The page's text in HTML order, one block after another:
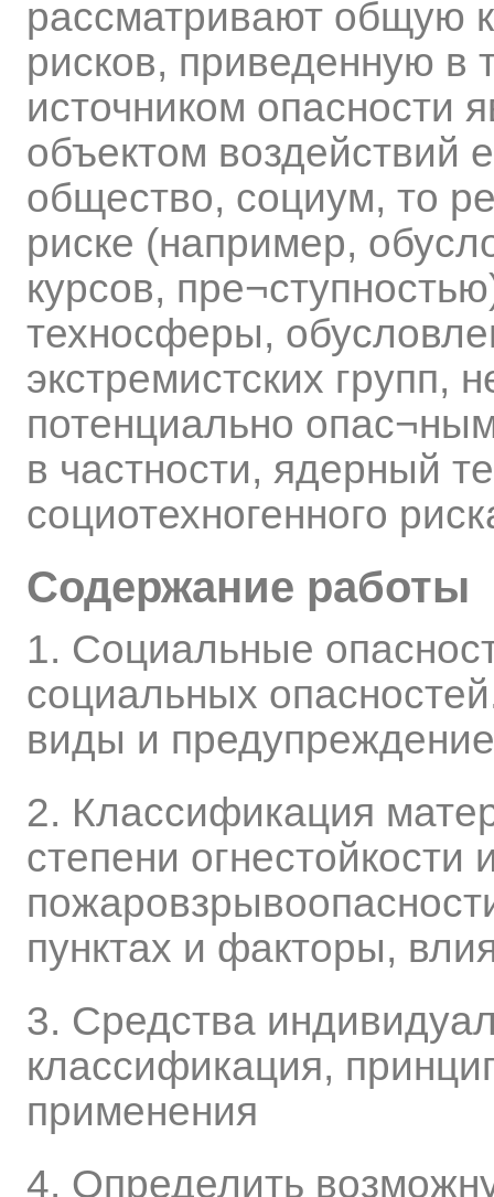
рассматривают общую
рисков, приведенную в
источником опасности
объектом воздействий
общество, социум, то
риске (например,
курсов,
техносферы,
экстремистских групп,
потенциально
в частности, ядерный
социотехногенного
Содержание работы
1. Социальные
социальных
виды и
2. Классификация
степени огнестойкости
пунктах и факторы,
3. Средства
классификация,
применения
4. Определить